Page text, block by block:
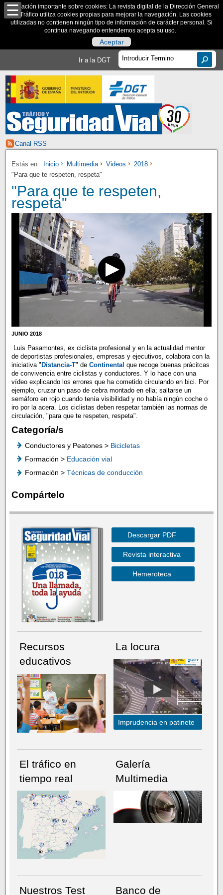
Información importante sobre cookies: La revista digital de la Dirección General
de Tráfico utiliza cookies propias para mejorar la navegación. Las cookies
utilizadas no contienen ningún tipo de información de carácter personal. Si
continua navegando entendemos acepta su uso.
Aceptar
Ir a la DGT
Canal RSS
Estás en: Inicio Multimedia Videos
2018
"Para que te respeten, respeta"
"Para que te respeten,
respeta"
JUNIO 2018
Luis Pasamontes, ex ciclista profesional y en la actualidad mentor
de deportistas profesionales, empresas y ejecutivos, colabora con la
iniciativa " Distancia-T" de Continental que recoge buenas prácitcas
de convivencia entre ciclistas y conductores. Y lo hace con una
vídeo explicando los errores que ha cometido circulando en bici. Por
ejemplo, cruzar un paso de cebra montado en ella; saltarse un
semáforo en rojo cuando tenía visibilidad y no había ningún coche o
iro por la acera. Los ciclistas deben respetar también las normas de
circulación, "para que te respeten, respeta".
Categoría/s
Conductores y Peatones > Bicicletas
Formación > Educación vial
Formación > Técnicas de conducción
Compártelo
NÚMERO ACTUALHEMEROTECA
Descargar PDF
Revista interactiva
Hemeroteca
Recursos
educativos
La locura
Imprudencia en patinete
El tráfico en
tiempo real
Galería
Multimedia
Nuestros Test Banco de